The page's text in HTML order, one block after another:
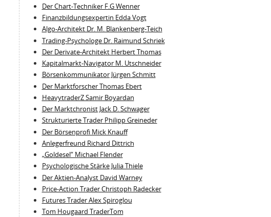
Der Chart-Techniker F.G Wenner
Finanzbildungsexpertin Edda Vogt
Algo‑Architekt Dr. M. Blankenberg‑Teich
Trading-Psychologe Dr. Raimund Schriek
Der Derivate‑Architekt Herbert Thomas
Kapitalmarkt-Navigator M. Utschneider
Börsenkommunikator Jürgen Schmitt
Der Marktforscher Thomas Ebert
HeavytraderZ Samir Boyardan
Der Marktchronist Jack D. Schwager
Strukturierte Trader Philipp Greineder
Der Börsenprofi Mick Knauff
Anlegerfreund Richard Dittrich
„Goldesel“ Michael Flender
Psychologische Stärke Julia Thiele
Der Aktien-Analyst David Warney
Price-Action Trader Christoph Radecker
Futures Trader Alex Spiroglou
Tom Hougaard TraderTom